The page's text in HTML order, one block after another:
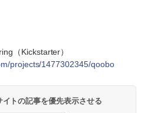
（Kickstarter）
projects/1477302345/qoobo
トの記事を優先表示させる